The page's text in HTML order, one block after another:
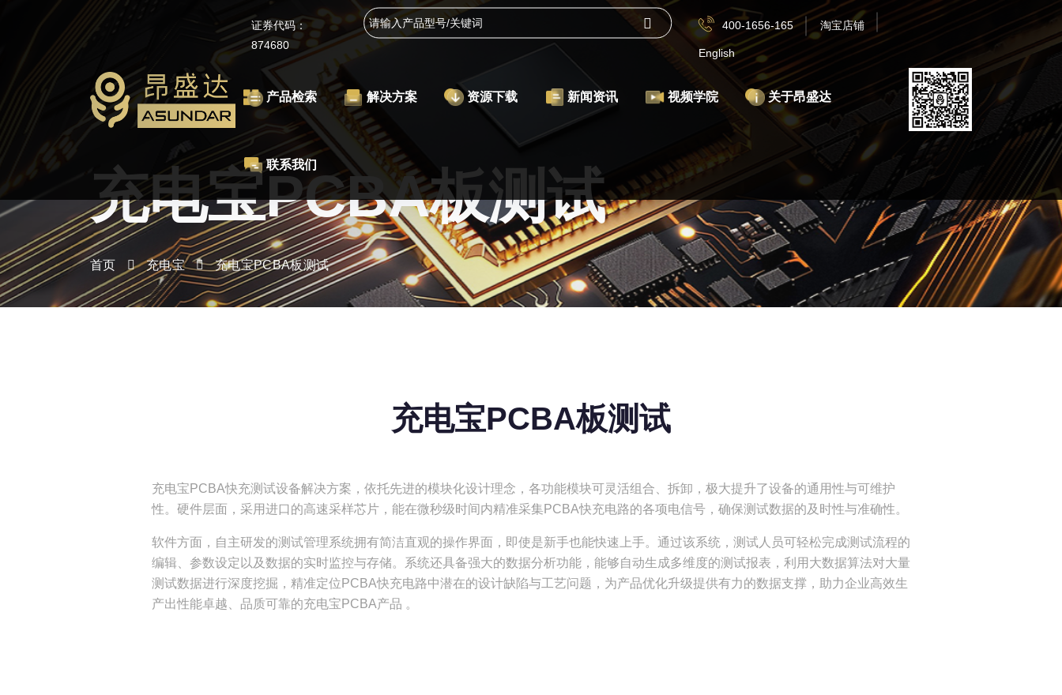
证券代码：
874680
400-1656-165 淘宝店铺
English
产品检索 解决方案 资源下载 新闻资讯 视频学院 关于昂盛达
联系我们
充电宝PCBA板测试
首页 充电宝 充电宝PCBA板测试
充电宝PCBA板测试
充电宝PCBA快充测试设备解决方案，依托先进的模块化设计理念，各功能模块可灵活组合、拆卸，极大提升了设备的通用性与可维护
性。硬件层面，采用进口的高速采样芯片，能在微秒级时间内精准采集PCBA快充电路的各项电信号，确保测试数据的及时性与准确性。
软件方面，自主研发的测试管理系统拥有简洁直观的操作界面，即使是新手也能快速上手。通过该系统，测试人员可轻松完成测试流程的
编辑、参数设定以及数据的实时监控与存储。系统还具备强大的数据分析功能，能够自动生成多维度的测试报表，利用大数据算法对大量
测试数据进行深度挖掘，精准定位 PCBA快充电路中潜在的设计缺陷与工艺问题，为产品优化升级提供有力的数据支撑，助力企业高效生
产出性能卓越、品质可靠的充电宝 PCBA产品 。